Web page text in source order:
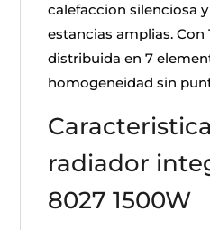
calefaccion silenciosa
estancias amplias.
distribuida en 7
homogeneidad sin
radiador
8027 1500W